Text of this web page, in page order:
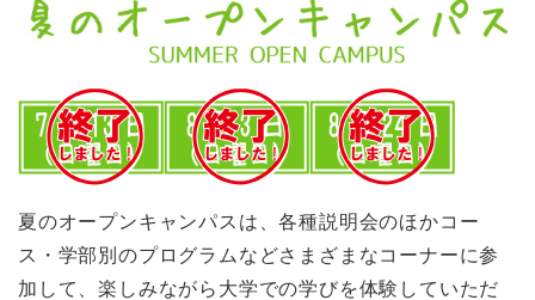
夏のオープンキャンパスは、各種説明会のほかコー
ス・学部別のプログラムなどさまざまなコーナーに参
加して、楽しみながら大学での学びを体験していただ